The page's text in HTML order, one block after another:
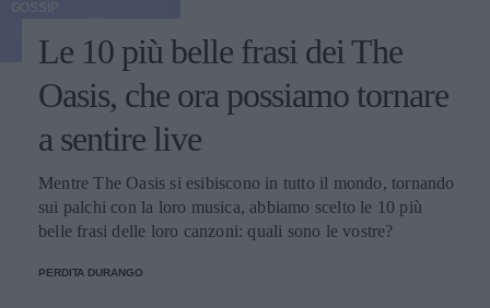
Le 10 più belle frasi dei The
Oasis, che ora possiamo tornare
a sentire live
Mentre The Oasis si esibiscono in tutto il mondo, tornando
sui palchi con la loro musica, abbiamo scelto le 10 più
belle frasi delle loro canzoni: quali sono le vostre?
PERDITA DURANGO